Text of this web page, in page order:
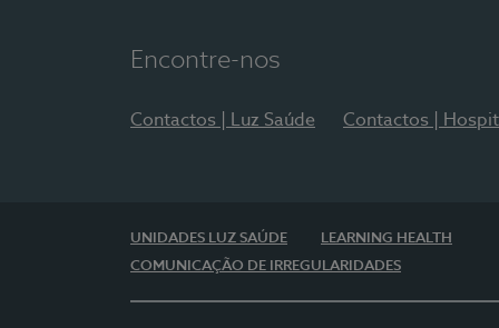
Encontre-nos
Contactos | Luz Saúde Contactos |
UNIDADES LUZ SAÚDE
LEARNING HEALTH
COMUNICAÇÃO DE IRREGULARIDADES